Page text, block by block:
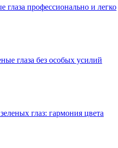
глаза профессионально и легко
глаза без особых усилий
глаз: гармония цвета